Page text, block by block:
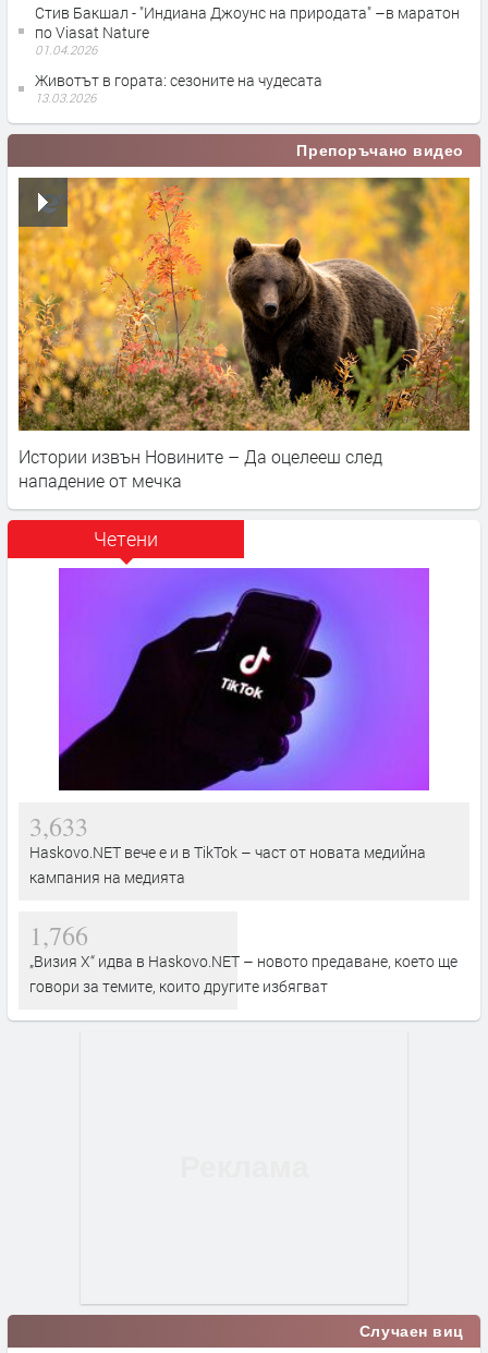
Стив Бакшал - "Индиана Джоунс на природата" –в маратон
по Viasat Nature
01.04.2026
Животът в гората: сезоните на чудесата
13.03.2026
Препоръчано видео
Истории извън Новините – Да оцелееш след
нападение от мечка
Четени
3,633
Haskovo.NET вече е и в TikTok – част от новата медийна
кампания на медията
1,766
„Визия Х“ идва в Haskovo.NET – новото предаване, което ще
говори за темите, които другите избягват
Случаен виц